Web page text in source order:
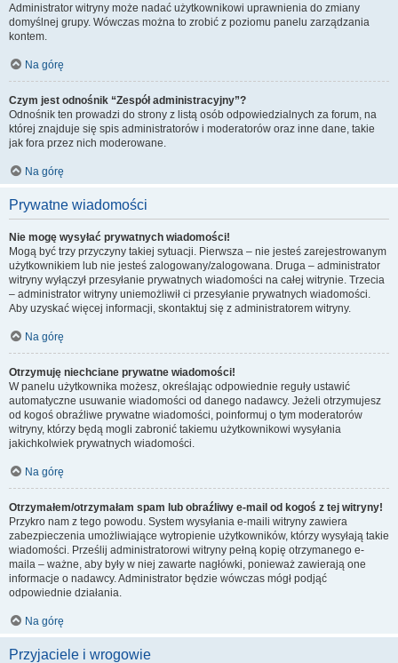
Administrator witryny może nadać użytkownikowi uprawnienia do zmiany
domyślnej grupy. Wówczas można to zrobić z poziomu panelu zarządzania
kontem.
Na górę
Czym jest odnośnik “Zespół administracyjny”?
Odnośnik ten prowadzi do strony z listą osób odpowiedzialnych za forum, na
której znajduje się spis administratorów i moderatorów oraz inne dane, takie
jak fora przez nich moderowane.
Na górę
Prywatne wiadomości
Nie mogę wysyłać prywatnych wiadomości!
Mogą być trzy przyczyny takiej sytuacji. Pierwsza – nie jesteś zarejestrowanym
użytkownikiem lub nie jesteś zalogowany/zalogowana. Druga – administrator
witryny wyłączył przesyłanie prywatnych wiadomości na całej witrynie. Trzecia
– administrator witryny uniemożliwił ci przesyłanie prywatnych wiadomości.
Aby uzyskać więcej informacji, skontaktuj się z administratorem witryny.
Na górę
Otrzymuję niechciane prywatne wiadomości!
W panelu użytkownika możesz, określając odpowiednie reguły ustawić
automatyczne usuwanie wiadomości od danego nadawcy. Jeżeli otrzymujesz
od kogoś obraźliwe prywatne wiadomości, poinformuj o tym moderatorów
witryny, którzy będą mogli zabronić takiemu użytkownikowi wysyłania
jakichkolwiek prywatnych wiadomości.
Na górę
Otrzymałem/otrzymałam spam lub obraźliwy e-mail od kogoś z tej witryny!
Przykro nam z tego powodu. System wysyłania e-maili witryny zawiera
zabezpieczenia umożliwiające wytropienie użytkowników, którzy wysyłają takie
wiadomości. Prześlij administratorowi witryny pełną kopię otrzymanego e-
maila – ważne, aby były w niej zawarte nagłówki, ponieważ zawierają one
informacje o nadawcy. Administrator będzie wówczas mógł podjąć
odpowiednie działania.
Na górę
Przyjaciele i wrogowie